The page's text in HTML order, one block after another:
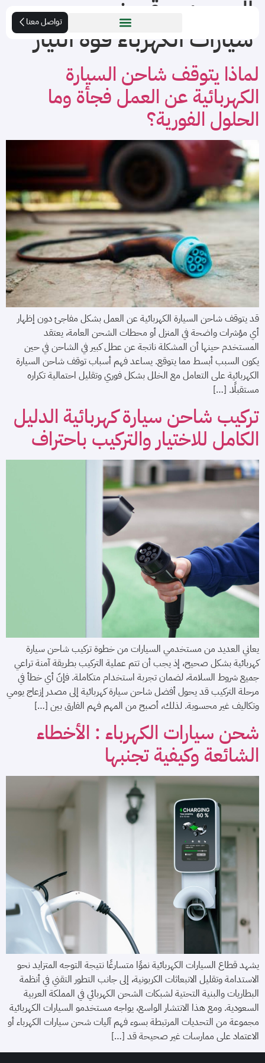
تواصل معنا الوسم:
موقع شحن
سيارات الكهرباء قوة التيار
لماذا يتوقف شاحن السيارة
الكهربائية عن العمل فجأة وما
الحلول الفورية؟
قد يتوقف شاحن السيارة الكهربائية عن العمل بشكل مفاجئ دون إظهار
أي مؤشرات واضحة في المنزل أو محطات الشحن العامة، يعتقد
المستخدم حينها أن المشكلة ناتجة عن عطل كبير في الشاحن في حين
يكون السبب أبسط مما يتوقع. يساعد فهم أسباب توقف شاحن السيارة
الكهربائية على التعامل مع الخلل بشكل فوري وتقليل احتمالية تكراره
مستقبلًا. […]
تركيب شاحن سيارة كهربائية الدليل
الكامل للاختيار والتركيب باحتراف
يعاني العديد من مستخدمي السيارات من خطوة تركيب شاحن سيارة
كهربائية بشكل صحيح، إذ يجب أن تتم عملية التركيب بطريقة آمنة تراعي
جميع شروط السلامة، لضمان تجربة استخدام متكاملة. فإنّ أي خطأ في
مرحلة التركيب قد يحول أفضل شاحن سيارة كهربائية إلى مصدر إزعاج يومي
وتكاليف غير محسوبة. لذلك، أصبح من المهم فهم الفارق بين […]
شحن سيارات الكهرباء : الأخطاء
الشائعة وكيفية تجنبها
يشهد قطاع السيارات الكهربائية نموًا متسارعًا نتيجة التوجه المتزايد نحو
الاستدامة وتقليل الانبعاثات الكربونية، إلى جانب التطور التقني في أنظمة
البطاريات والبنية التحتية لشبكات الشحن الكهربائي في المملكة العربية
السعودية. ومع هذا الانتشار الواسع، يواجه مستخدمو السيارات الكهربائية
مجموعة من التحديات المرتبطة بسوء فهم آليات شحن سيارات الكهرباء أو
الاعتماد على ممارسات غير صحيحة قد […]